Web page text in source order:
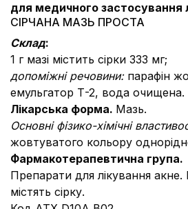
для медичного застосування
СІРЧАНА МАЗЬ ПРОСТА
Склад:
1 г мазі містить сірки 333 мг;
допоміжні речовини: парафін
емульгатор Т-2, вода очищена.
Лікарська форма. Мазь.
Основні фізико-хімічні
жовтуватого кольору
Фармакотерапевтична група.
Препарати для лікування
містять сірку.